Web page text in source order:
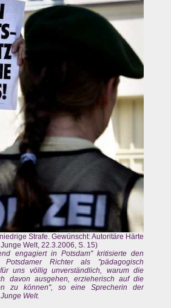
Strafe. Gewünscht: Autoritäre Härte
Welt, 22.3.2006, S. 15)
engagiert in Potsdam" kritisierte den
Potsdamer Richter als "pädagogisch
uns völlig unverständlich, warum die
davon ausgehen, erzieherisch auf die
zu können", so eine Sprecherin der
Welt.